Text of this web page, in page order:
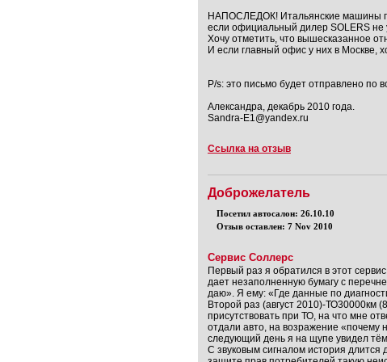
НАПОСЛЕДОК! Итальянские машины
если официальный дилер SOLERS не
Хочу отметить, что вышесказанное
И если главный офис у них в Москве,
P/s: это письмо будет отправлено
Александра, декабрь 2010 года.
Sandra-E1@yandex.ru
Ссылка на отзыв
Доброжелатель
Посетил автосалон: 26.10.10
Отзыв оставлен: 7 Nov 2010
Сервис Соллерс
Первый раз я обратился в этот
дает незаполненную бумагу с
даю». Я ему: «Где данные по
Второй раз (август 2010)-ТО30000км
присутствовать при ТО, на что мне
отдали авто, на возражение «почему
следующий день я на щупе увидел
С звуковым сигналом история длится